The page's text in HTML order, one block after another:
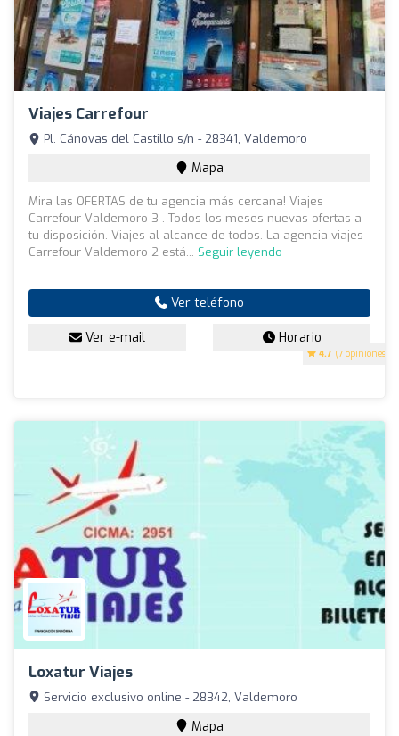
Viajes Carrefour
4.7 (7 opiniones)
Pl. Cánovas del Castillo s/n - 28341, Valdemoro
Mapa
Mira las OFERTAS de tu agencia más cercana! Viajes
Carrefour Valdemoro 3 . Todos los meses nuevas ofertas a
tu disposición. Viajes al alcance de todos. La agencia viajes
Carrefour Valdemoro 2 está... Seguir leyendo
Ver teléfono
Ver e-mail Horario
Loxatur Viajes
Servicio exclusivo online - 28342, Valdemoro
Mapa